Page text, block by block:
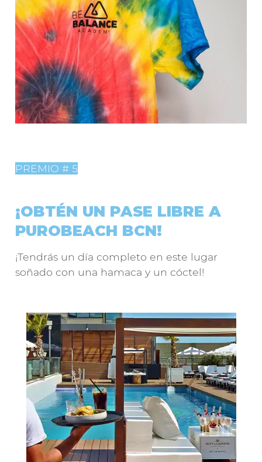
PREMIO # 5
¡OBTÉN UN PASE LIBRE A
PUROBEACH BCN!
¡Tendrás un día completo en este lugar
soñado con una hamaca y un cóctel!